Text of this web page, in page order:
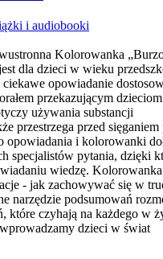
i audiobooki
Kolorowanka
dla dzieci w wieku
opowiadanie
przekazującym
używania substancji
przestrzega przed sięganiem
opowiadania i kolorowanki
specjalistów pytania, dzięki
wiedzę.
- jak zachowywać się w
narzędzie podsumowań
które czyhają na każdego w
dzieci w świat